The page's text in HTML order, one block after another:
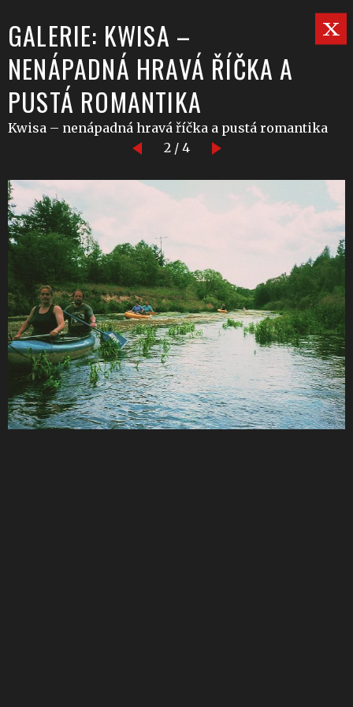
GALERIE: KWISA –
NENÁPADNÁ HRAVÁ ŘÍČKA A
PUSTÁ ROMANTIKA
Kwisa – nenápadná hravá říčka a pustá romantika
2 / 4